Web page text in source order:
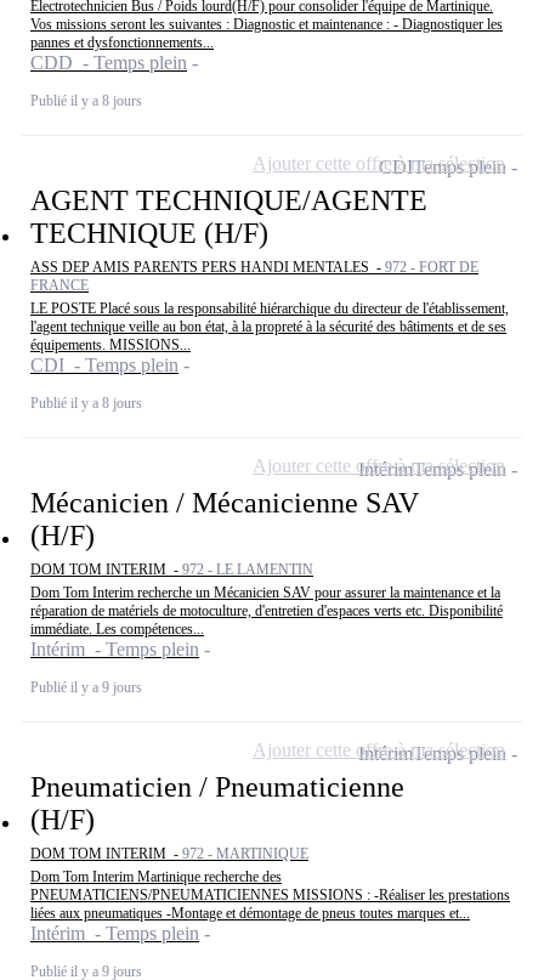
Electrotechnicien Bus / Poids lourd(H/F) pour consolider l'équipe de Martinique.
Vos missions seront les suivantes : Diagnostic et maintenance : - Diagnostiquer les
pannes et dysfonctionnements...
CDD - Temps plein
Publié il y a 8 jours
AGENT TECHNIQUE/AGENTE
TECHNIQUE (H/F)
ASS DEP AMIS PARENTS PERS HANDI MENTALES - 972 - FORT DE
FRANCE
LE POSTE Placé sous la responsabilité hiérarchique du directeur de l'établissement,
l'agent technique veille au bon état, à la propreté à la sécurité des bâtiments et de ses
équipements. MISSIONS...
CDI - Temps plein
Publié il y a 8 jours
CDITemps plein
Ajouter cette offre à ma sélection
Mécanicien / Mécanicienne SAV
(H/F)
DOM TOM INTERIM - 972 - LE LAMENTIN
Dom Tom Interim recherche un Mécanicien SAV pour assurer la maintenance et la
réparation de matériels de motoculture, d'entretien d'espaces verts etc. Disponibilité
immédiate. Les compétences...
Intérim - Temps plein
Publié il y a 9 jours
IntérimTemps plein
Ajouter cette offre à ma sélection
Pneumaticien / Pneumaticienne
(H/F)
DOM TOM INTERIM - 972 - MARTINIQUE
Dom Tom Interim Martinique recherche des
PNEUMATICIENS/PNEUMATICIENNES MISSIONS : -Réaliser les prestations
liées aux pneumatiques -Montage et démontage de pneus toutes marques et...
Intérim - Temps plein
Publié il y a 9 jours
IntérimTemps plein
Ajouter cette offre à ma sélection